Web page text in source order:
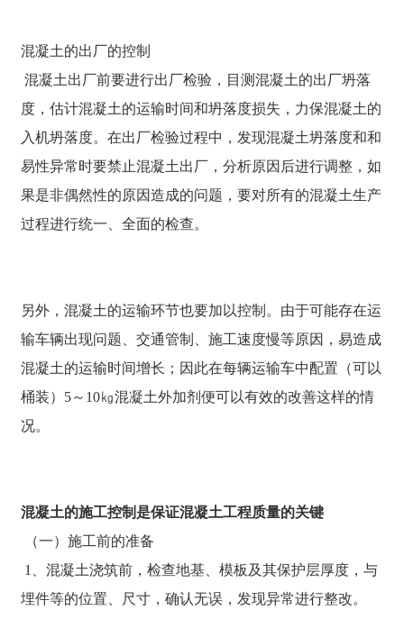
混凝土的出厂的控制
混凝土出厂前要进行出厂检验，目测混凝土的出厂坍落
度，估计混凝土的运输时间和坍落度损失，力保混凝土的
入机坍落度。在出厂检验过程中，发现混凝土坍落度和和
易性异常时要禁止混凝土出厂，分析原因后进行调整，如
果是非偶然性的原因造成的问题，要对所有的混凝土生产
过程进行统一、全面的检查。
另外，混凝土的运输环节也要加以控制。由于可能存在运
输车辆出现问题、交通管制、施工速度慢等原因，易造成
混凝土的运输时间增长；因此在每辆运输车中配置（可以
桶装）5～10㎏混凝土外加剂便可以有效的改善这样的情
况。
混凝土的施工控制是保证混凝土工程质量的关键
（一）施工前的准备
1、混凝土浇筑前，检查地基、模板及其保护层厚度，与
埋件等的位置、尺寸，确认无误，发现异常进行整改。